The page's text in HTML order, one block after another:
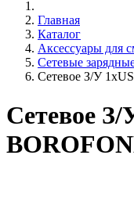
Главная
Каталог
Аксессуары для
Сетевые
Сетевое З/У
Сетевое З/